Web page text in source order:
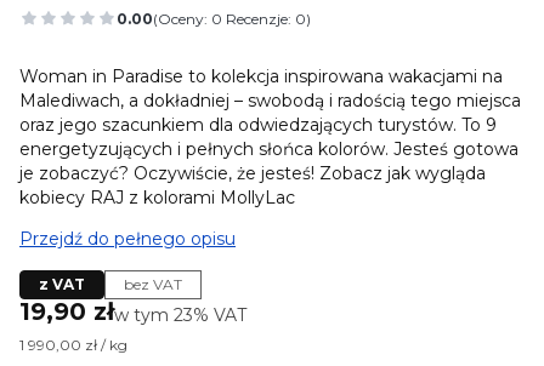
0.00(Oceny: 0 Recenzje: 0)
Przejdź do sekcji Opinie
Woman in Paradise to kolekcja inspirowana wakacjami na
Malediwach, a dokładniej – swobodą i radością tego miejsca
oraz jego szacunkiem dla odwiedzających turystów. To 9
energetyzujących i pełnych słońca kolorów. Jesteś gotowa
je zobaczyć? Oczywiście, że jesteś! Zobacz jak wygląda
kobiecy RAJ z kolorami MollyLac
Przejdź do pełnego opisu
z VAT bez VAT
Cena
19,90 złw tym 23% VAT
w tym 23% VAT
1 990,00 zł / kg